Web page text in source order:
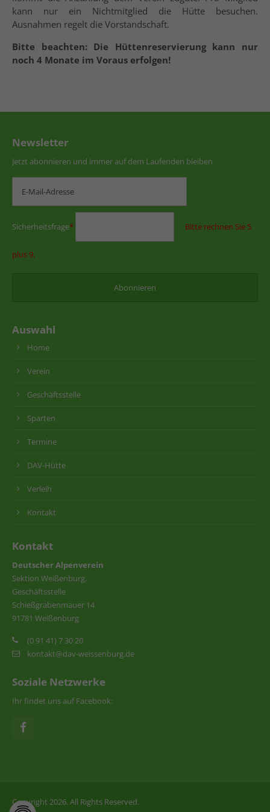
kann nur ein Nichtmitglied die Hütte besuchen.
Ausnahmen regelt die Vorstandschaft.
Bitte beachten: Die Hüttenreservierung kann nur
noch 4 Monate im Voraus erfolgen!
Newsletter
Jetzt abonnieren und immer auf dem Laufenden bleiben
Sicherheitsfrage* Bitte rechnen Sie 5
plus 9.
Auswahl
Home
Verein
Geschäftsstelle
Sparten
Termine
DAV-Hütte
Verleih
Kontakt
Kontakt
Deutscher Alpenverein
Sektion Weißenburg,
Geschäftsstelle
Schießgrabenmauer 14
91781 Weißenburg
(0 91 41) 7 30 20
kontakt@dav-weissenburg.de
Soziale Netzwerke
Ihr findet uns auf Facebook:
Copyright 2026. All Rights Reserved.